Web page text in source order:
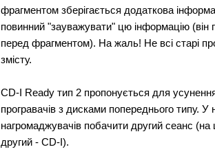
фрагментом зберігається додаткова
повинний "зауважувати" цю інформацію (він
перед фрагментом). На жаль! Не всі старі
змісту.
CD-I Ready тип 2 пропонується для
програвачів з дисками попереднього типу.
нагромаджувачів побачити другий сеанс
другий - CD-I).